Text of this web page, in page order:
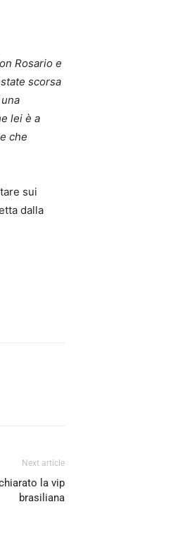
Rosario e
scorsa
lei è a
che
sui
dalla
Next article
la vip
brasiliana